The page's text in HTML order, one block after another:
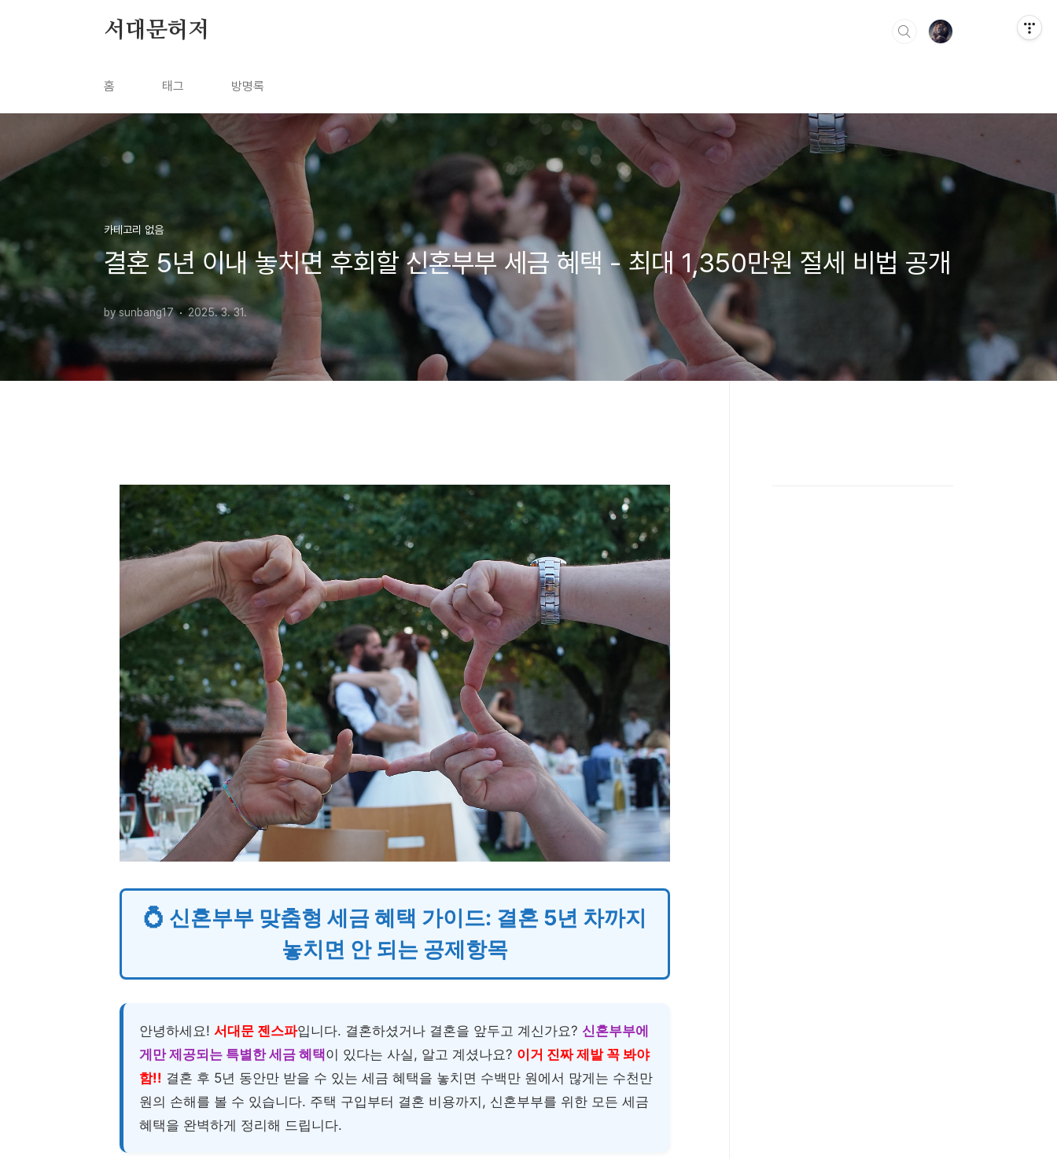
서대문허저
홈 태그 방명록
카테고리 없음
결혼 5년 이내 놓치면 후회할 신혼부부 세금 혜택 - 최대 1,350만원 절세 비법 공개
by sunbang17 2025. 3. 31.
💍 신혼부부 맞춤형 세금 혜택 가이드: 결혼 5년 차까지
놓치면 안 되는 공제항목
안녕하세요! 서대문 젠스파입니다. 결혼하셨거나 결혼을 앞두고 계신가요? 신혼부부에
게만 제공되는 특별한 세금 혜택이 있다는 사실, 알고 계셨나요? 이거 진짜 제발 꼭 봐야
함!! 결혼 후 5년 동안만 받을 수 있는 세금 혜택을 놓치면 수백만 원에서 많게는 수천만
원의 손해를 볼 수 있습니다. 주택 구입부터 결혼 비용까지, 신혼부부를 위한 모든 세금
혜택을 완벽하게 정리해 드립니다.